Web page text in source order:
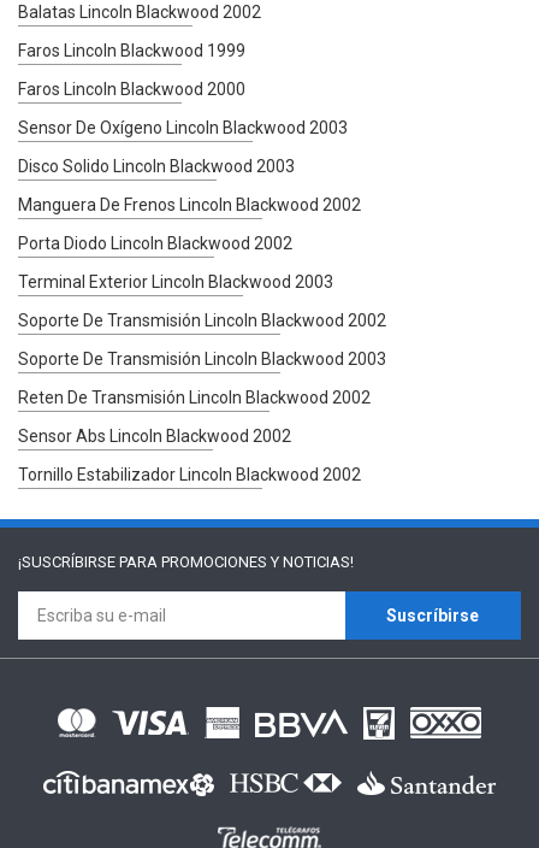
Balatas Lincoln Blackwood 2002
Faros Lincoln Blackwood 1999
Faros Lincoln Blackwood 2000
Sensor De Oxígeno Lincoln Blackwood 2003
Disco Solido Lincoln Blackwood 2003
Manguera De Frenos Lincoln Blackwood 2002
Porta Diodo Lincoln Blackwood 2002
Terminal Exterior Lincoln Blackwood 2003
Soporte De Transmisión Lincoln Blackwood 2002
Soporte De Transmisión Lincoln Blackwood 2003
Reten De Transmisión Lincoln Blackwood 2002
Sensor Abs Lincoln Blackwood 2002
Tornillo Estabilizador Lincoln Blackwood 2002
¡SUSCRÍBIRSE PARA PROMOCIONES Y NOTICIAS!
Suscríbirse